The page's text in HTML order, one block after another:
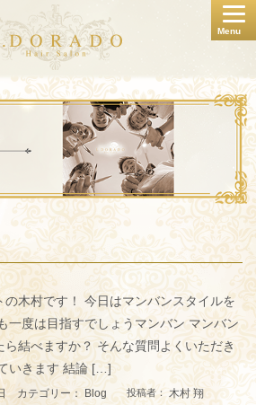
Menu
木村です！ 今日はマンバンスタイルを
一度は目指すでしょうマンバン マンバン
ら結べますか？ そんな質問よくいただき
いきます 結論 […]
カテゴリー： Blog 投稿者： 木村 翔